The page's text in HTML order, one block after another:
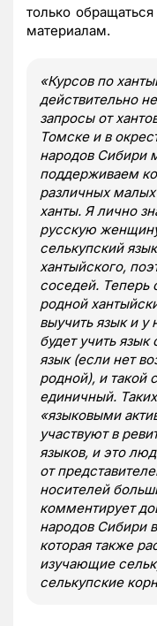
только
материалам.
«Курсов по
действительно
запросы от
Томске и в
народов Сибири
поддерживаем
различных
ханты. Я лично
русскую
селькупский
хантыйского,
соседей. Теперь
родной
выучить язык и у
будет учить
язык (если нет
родной), и такой
единичный.
«языковыми
участвуют в
языков, и это
от
носителей
комментирует
народов Сибири
которая также
изучающие
селькупские